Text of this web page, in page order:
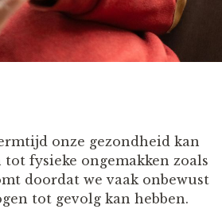
onze gezondheid kan
fysieke ongemakken zoals
doordat we vaak onbewust
tot gevolg kan hebben.